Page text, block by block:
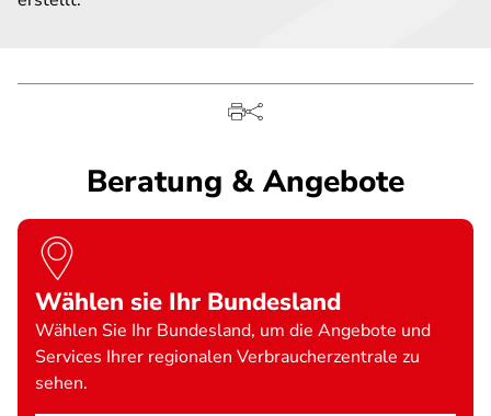
Beratung & Angebote
Wählen sie Ihr Bundesland
Wählen Sie Ihr Bundesland, um die Angebote und
Services Ihrer regionalen Verbraucherzentrale zu
sehen.